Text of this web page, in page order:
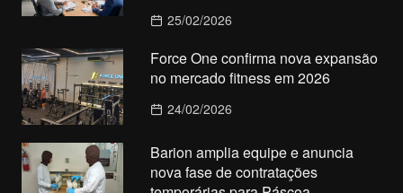
25/02/2026
Force One confirma nova expansão
no mercado fitness em 2026
24/02/2026
Barion amplia equipe e anuncia
nova fase de contratações